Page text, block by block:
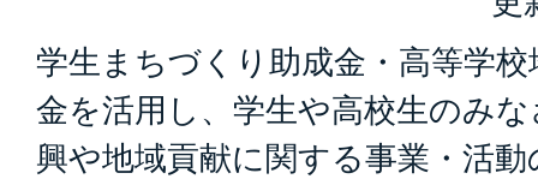
学生まちづくり助成金・高等学
金を活用し、学生や高校生のみ
興や地域貢献に関する事業・活